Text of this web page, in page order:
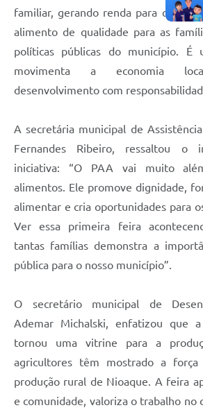
familiar, gerando renda para quem
alimento de qualidade para as
políticas públicas do município. É
movimenta a economia
desenvolvimento com
A secretária municipal de Assistência
Fernandes Ribeiro, ressaltou o
iniciativa: “O PAA vai muito
alimentos. Ele promove dignidade,
alimentar e cria oportunidades para
Ver essa primeira feira
tantas famílias demonstra a
pública para o nosso município”.
O secretário municipal de
Ademar Michalski, enfatizou que
tornou uma vitrine para a
agricultores têm mostrado a
produção rural de Nioaque. A feira
e comunidade, valoriza o trabalho no